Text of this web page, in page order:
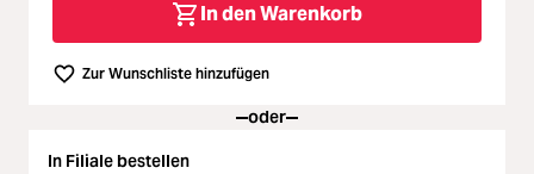
Loading...SALE
Loading...
In den Warenkorb
Zur Wunschliste hinzufügen
oder
In Filiale bestellen